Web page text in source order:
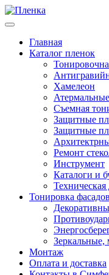
Главная
Каталог пленок
Хамелеон
Съемная
Защитные
Защитные
Ремонт
Инструмент
Каталоги и
Тонировка
Зеркальные,
Монтаж
Оплата и доставка